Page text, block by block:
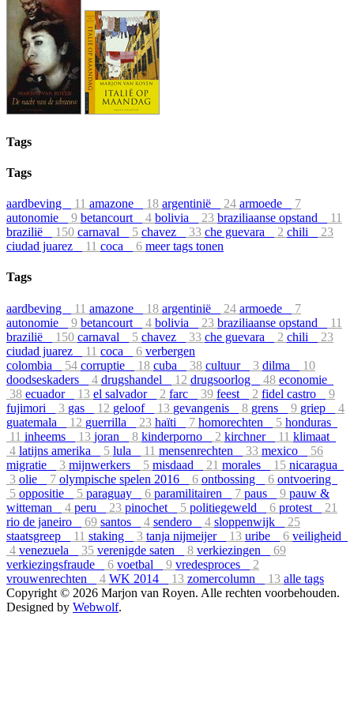
Tags
Tags
aardbeving 11 amazone 18 argentinië 24 armoede
7
autonomie
9 betancourt 4 bolivia 23 braziliaanse opstand
11
brazilië
150 carnaval 5 chavez 33 che guevara 2 chili
23
ciudad juarez
11 coca 6 meer tags tonen
Tags
aardbeving 11 amazone 18 argentinië 24 armoede
7
autonomie
9 betancourt 4 bolivia 23 braziliaanse opstand
11
brazilië
150 carnaval 5 chavez 33 che guevara 2 chili
23
ciudad juarez
11 coca 6 verbergen
colombia
54 corruptie 18 cuba 38 cultuur 3 dilma
10
doodseskaders
4 drugshandel 12 drugsoorlog 48 economie
38 ecuador 13 el salvador 2 farc 39 feest 2 fidel castro
9
fujimori
3 gas 12 geloof 13 gevangenis 8 grens 9 griep
4
guatemala
12 guerrilla 23 haïti 7 homorechten 5 honduras
11 inheems 13 joran 8 kinderporno 2 kirchner 11 klimaat
4 latijns amerika 5 lula 11 mensenrechten 33 mexico
56
migratie
3 mijnwerkers 5 misdaad 21 morales 15 nicaragua
3 olie 7 olympische spelen 2016 6 ontbossing 6 ontvoering
5 oppositie 5 paraguay 6 paramilitairen 7 paus 9 pauw &
witteman
4 peru 23 pinochet 5 politiegeweld 6 protest
21
rio de janeiro
69 santos 4 sendero 4 sloppenwijk
25
staatsgreep
11 staking 3 tanja nijmeijer 13 uribe 6 veiligheid
4 venezuela 35 verenigde saten 8 verkiezingen
69
verkiezingsfraude
6 voetbal 9 vredesproces
2
vrouwenrechten
4 WK 2014 13 zomercolumn 13 alle tags
Copyright © 2026 Marjon van Royen. Alle rechten voorbehouden.
Designed by Webwolf.